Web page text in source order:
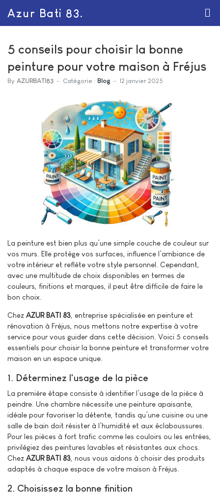
Azur Bati 83.
5 conseils pour choisir la bonne
peinture pour votre maison à Fréjus
By AZURBATI83 Catégorie : Blog 12 janvier 2025
La peinture est bien plus qu’une simple couche de couleur sur
vos murs. Elle protège vos surfaces, influence l’ambiance de
votre intérieur et reflète votre style personnel. Cependant,
avec une multitude de choix disponibles en termes de
couleurs, finitions et marques, il peut être difficile de faire le
bon choix.
Chez AZUR BATI 83 , entreprise spécialisée en peinture et
rénovation à Fréjus, nous mettons notre expertise à votre
service pour vous guider dans cette décision. Voici 5 conseils
essentiels pour choisir la bonne peinture et transformer votre
maison en un espace unique.
1. Déterminez l'usage de la pièce
La première étape consiste à identifier l’usage de la pièce à
peindre. Une chambre nécessite une peinture apaisante,
idéale pour favoriser la détente, tandis qu’une cuisine ou une
salle de bain doit résister à l’humidité et aux éclaboussures.
Pour les pièces à fort trafic comme les couloirs ou les entrées,
privilégiez des peintures lavables et résistantes aux chocs.
Chez AZUR BATI 83 , nous vous aidons à choisir des produits
adaptés à chaque espace de votre maison à Fréjus.
2. Choisissez la bonne finition